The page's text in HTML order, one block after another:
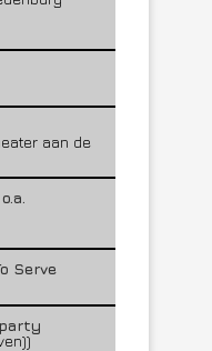
aan de
Serve